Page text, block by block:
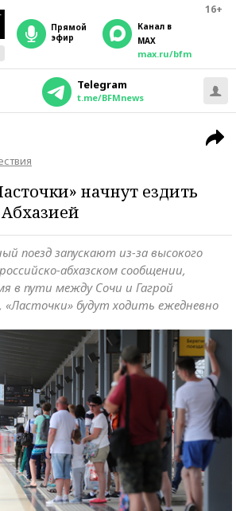
16+
прямой
эфир
Канал в
MAX
max.ru/bfm
Telegram
t.me/BFMnews
начнут ездить
поезд запускают из-за высокого
абхазском сообщении,
в пути между Сочи и Гагрой
будут ходить ежедневно